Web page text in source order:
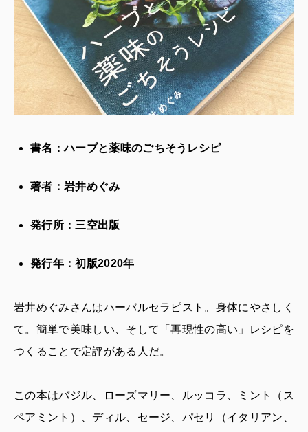
書名：ハーブと薬味のごちそうレシピ
著者：岩井めぐみ
発行所：三空出版
発行年：初版2020年
岩井めぐみさんはハーバルセラピスト。身体にやさしく
て。簡単で美味しい、そして「再現性の高い」レシピを
つくることで定評がある人だ。
この本はバジル、ローズマリー、ルッコラ、ミント（ス
ペアミント）、ディル、セージ、パセリ（イタリアン、